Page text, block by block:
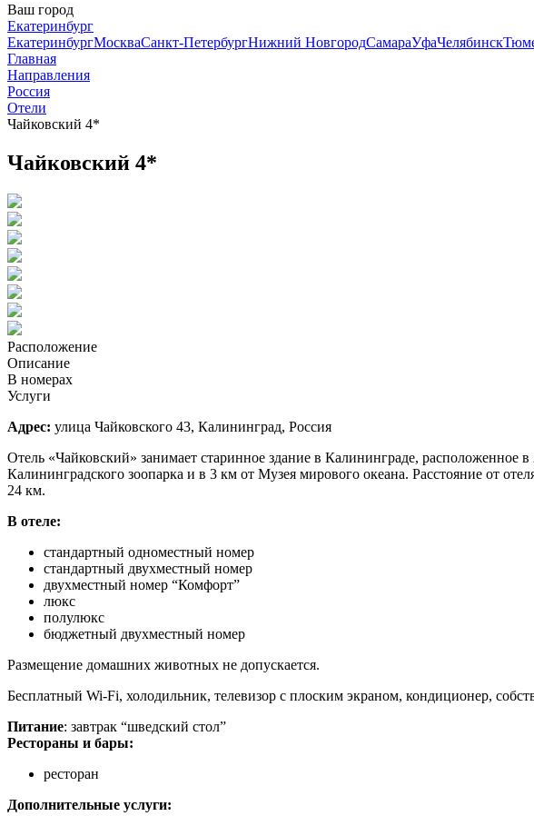
Ваш город
Екатеринбург
ЕкатеринбургМоскваСанкт-ПетербургНижний НовгородСамараУфаЧелябинск
Главная
Направления
Россия
Отели
Чайковский 4*
Чайковский 4*
Расположение
Описание
В номерах
Услуги
Адрес: улица Чайковского 43, Калининград, Россия
Отель «Чайковский» занимает старинное здание в Калининграде, расположенное
Калининградского зоопарка и в 3 км от Музея мирового океана. Расстояние от
24 км.
В отеле:
стандартный одноместный номер
стандартный двухместный номер
двухместный номер “Комфорт”
люкс
полулюкс
бюджетный двухместный номер
Размещение домашних животных не допускается.
Бесплатный Wi-Fi, холодильник, телевизор с плоским экраном, кондиционер,
Питание: завтрак “шведский стол”
Рестораны и бары:
ресторан
Дополнительные услуги: